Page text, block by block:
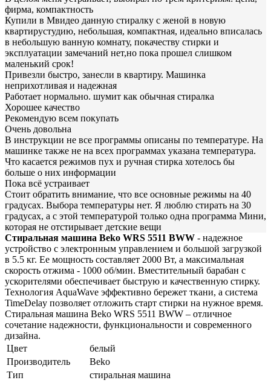
фирма, компактность
Купили в Мвидео данную стиралку с женой в новую
квартирустудию, небольшая, компактная, идеально вписалась
в небольшую ванную комнату, покачеству стирки и
эксплуатации замечаний нет,но пока прошел слишком
маленький срок!
Привезли быстро, занесли в квартиру. Машинка
неприхотливая и надежная
Работает нормально. шумит как обычная стиралка
Хорошее качество
Рекомендую всем покупать
Очень довольна
В инструкции не все программы описаны по температуре. На
машинке также не на всех программах указана температура.
Что касается режимов пух и ручная стирка хотелось бы
больше о них информации
Пока всё устраивает
Стоит обратить внимание, что все основные режимы на 40
градусах. Выбора температуры нет. Я люблю стирать на 30
градусах, а с этой температурой только одна программа Мини,
которая не отстирывает детские вещи
Стиральная машина Beko WRS 5511 BWW - надежное
устройство с электронным управлением и большой загрузкой
в 5.5 кг. Ее мощность составляет 2000 Вт, а максимальная
скорость отжима - 1000 об/мин. Вместительный барабан с
ускорителями обеспечивает быструю и качественную стирку.
Технология AquaWave эффективно бережет ткани, а система
TimeDelay позволяет отложить старт стирки на нужное время.
Стиральная машина Beko WRS 5511 BWW – отличное
сочетание надежности, функциональности и современного
дизайна.
Цвет
белый
Производитель
Beko
Тип
стиральная машина